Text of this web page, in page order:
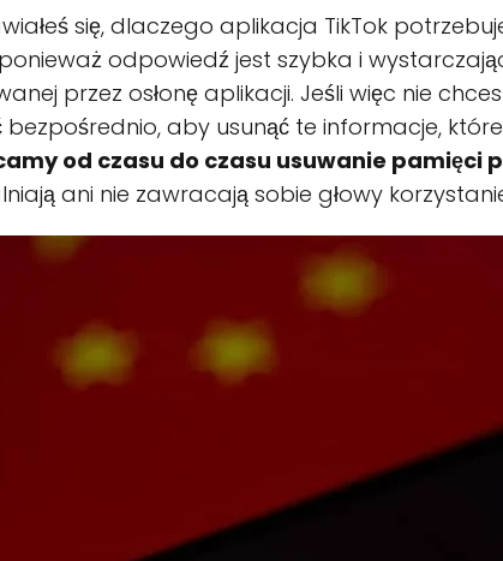
się, dlaczego aplikacja TikTok
odpowiedź jest szybka i
przez osłonę aplikacji. Jeśli więc nie
bezpośrednio, aby usunąć te informacje,
od czasu do czasu usuwanie pamięci
ani nie zawracają sobie głowy